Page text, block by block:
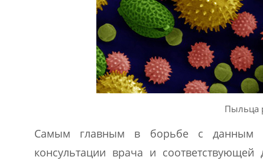
Пыльца
Самым главным в борьбе с данным
консультации врача и